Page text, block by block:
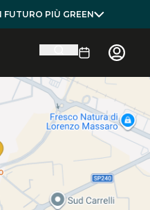
PIÙ GREEN